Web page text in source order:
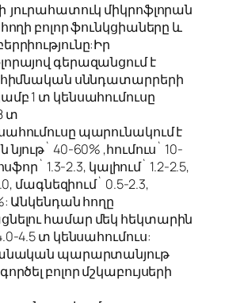
յուրահատուկ միկրոֆլորան
բոլոր ֆունկցիաները և
գերազանցում է
հիմնական սննդատարրերի
1 տ կենսահումուսը
տ
պարունակում է
40-60% ,հումուս` 10-
1.3-2.3, կալիում` 1.2-2.5,
մագնեզիում` 0.5-2.3,
Անկենդան հողը
համար մեկ հեկտարին
4.5 տ կենսահումուս:
պարարտանյութ
բոլոր մշկաբույսերի